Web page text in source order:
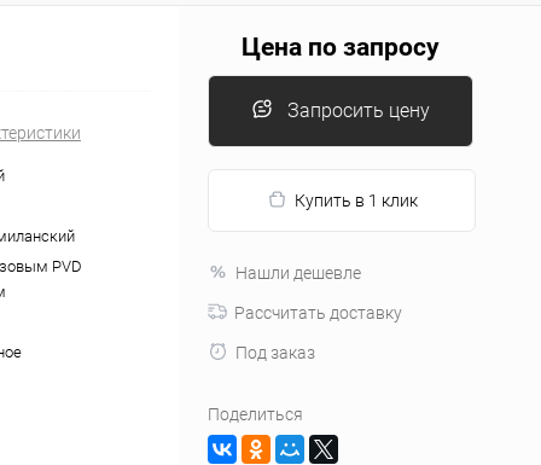
PVD
Цена по запросу
Запросить цену
Купить в 1 клик
Нашли дешевле
Рассчитать доставку
Под заказ
Поделиться